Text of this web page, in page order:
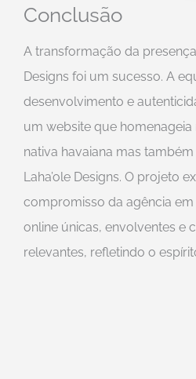
Conclusão
A transformação da
Designs foi um sucesso. A
desenvolvimento e
um website que
nativa havaiana mas
Laha’ole Designs. O projeto
compromisso da agência
online únicas, envolventes e
relevantes, refletindo o